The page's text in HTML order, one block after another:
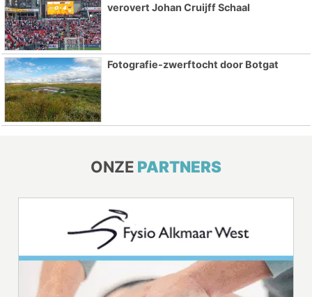
verovert Johan Cruijff Schaal
Fotografie-zwerftocht door Botgat
ONZE PARTNERS